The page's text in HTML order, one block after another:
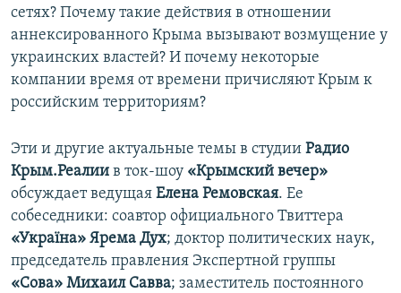
сетях? Почему такие действия в отношении
аннексированного Крыма вызывают возмущение у
украинских властей? И почему некоторые
компании время от времени причисляют Крым к
российским территориям?
Эти и другие актуальные темы в студии Радио
Крым.Реалии в ток-шоу «Крымский вечер»
обсуждает ведущая Елена Ремовская. Ее
собеседники: соавтор официального Твиттера
«Україна» Ярема Дух; доктор политических наук,
председатель правления Экспертной группы
«Сова» Михаил Савва; заместитель постоянного